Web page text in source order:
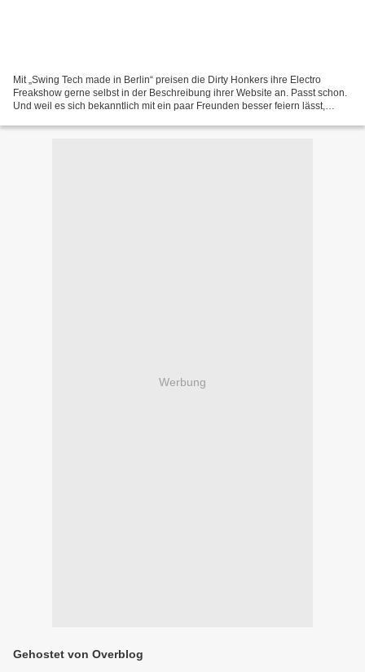
Mit „Swing Tech made in Berlin“ preisen die Dirty Honkers ihre Electro
Freakshow gerne selbst in der Beschreibung ihrer Website an. Passt schon.
Und weil es sich bekanntlich mit ein paar Freunden besser feiern lässt,
Werbung
Gehostet von Overblog